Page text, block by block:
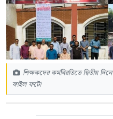
শিক্ষকদের কর্মবিরতিতে দ্বিতীয়
ফাইল ফটো